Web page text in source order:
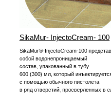
SikaMur- InjectoCream- 100
SikaMur®-InjectoCream-100
собой водонепроницаемый
состав, упакованный в тубу
600 (300) мл, который
с помощью обычного пистолета
в ряд отверстий, просверленных в